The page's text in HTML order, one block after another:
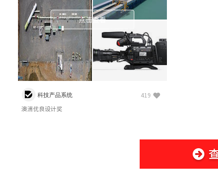
点击查看
科技产品系统 419
澳洲优良设计奖